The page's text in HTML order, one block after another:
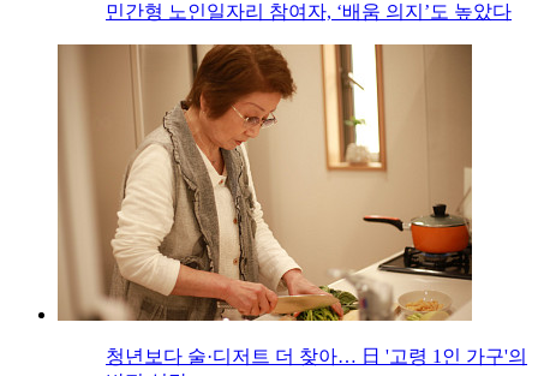
민간형 노인일자리 참여자, ‘배움 의지’도 높았다
청년보다 술·디저트 더 찾아… 日 '고령 1인 가구'의